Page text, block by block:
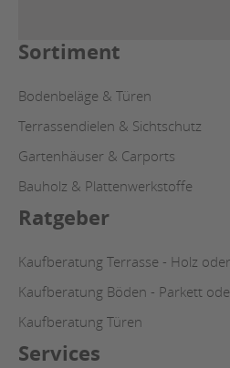
Sortiment
Bodenbeläge & Türen
Terrassendielen & Sichtschutz
Gartenhäuser & Carports
Bauholz & Plattenwerkstoffe
Ratgeber
Kaufberatung Terrasse - Holz oder
Kaufberatung Böden - Parkett
Kaufberatung Türen
Services